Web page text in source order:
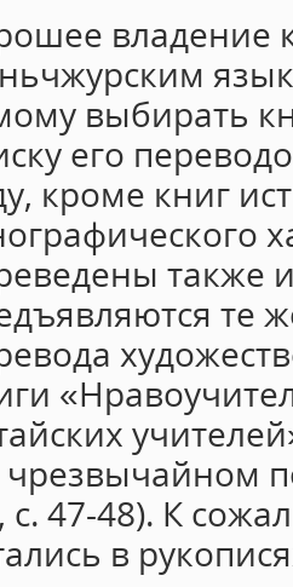
владение
выбирать
его
кроме книг
также
те
с. 47-48). К
в